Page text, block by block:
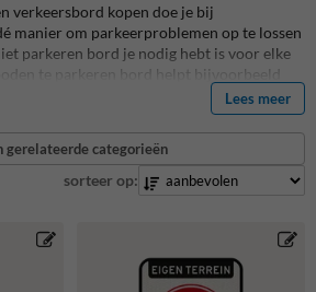
verkeersbord kopen doe je bij
manier om parkeerproblemen op te lossen
parkeren bord je nodig hebt is voor elke
te parkeren bord helpt bijvoorbeeld
maar een gepersonaliseerd
ook voor duidelijkheid bij bewoners en
niet parkeren bord kopen voor
maar je kunt ook zelf jouw eigen terrein
ontwerpen en personaliseren. Kies
op Informatiebord.nl zijn van de
voorzien van retro-reflecterende folie.
is daardoor tenminste 15 jaar
kwaliteit van Nederland!
Lees meer
gerelateerde categorieën
sorteer op: